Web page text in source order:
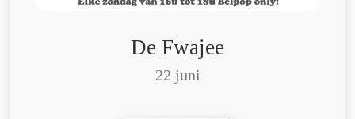
De Fwajee
22 juni